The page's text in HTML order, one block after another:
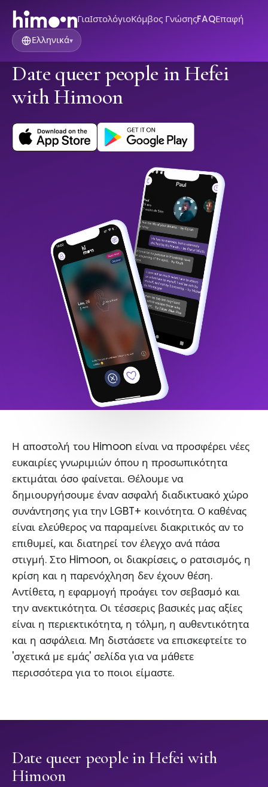
ΓιαΙστολόγιοΚόμβος ΓνώσηςFAQΕπαφή
Ελληνικά▾
Date queer people in Hefei
with Himoon
Η αποστολή του Himoon είναι να προσφέρει νέες
ευκαιρίες γνωριμιών όπου η προσωπικότητα
εκτιμάται όσο φαίνεται. Θέλουμε να
δημιουργήσουμε έναν ασφαλή διαδικτυακό χώρο
συνάντησης για την LGBT+ κοινότητα. Ο καθένας
είναι ελεύθερος να παραμείνει διακριτικός αν το
επιθυμεί, και διατηρεί τον έλεγχο ανά πάσα
στιγμή. Στο Himoon, οι διακρίσεις, ο ρατσισμός, η
κρίση και η παρενόχληση δεν έχουν θέση.
Αντίθετα, η εφαρμογή προάγει τον σεβασμό και
την ανεκτικότητα. Οι τέσσερις βασικές μας αξίες
είναι η περιεκτικότητα, η τόλμη, η αυθεντικότητα
και η ασφάλεια. Μη διστάσετε να επισκεφτείτε το
'σχετικά με εμάς' σελίδα για να μάθετε
περισσότερα για το ποιοι είμαστε.
Date queer people in Hefei with
Himoon